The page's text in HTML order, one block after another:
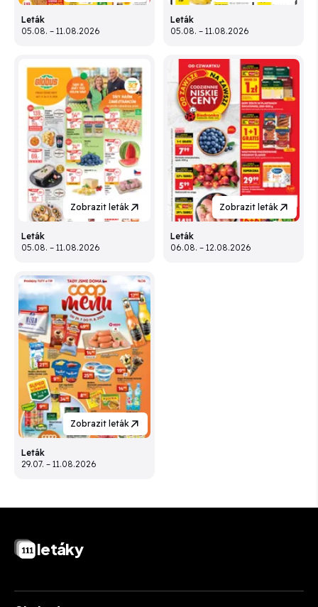
Leták
05.08. – 11.08.2026
Leták
05.08. – 11.08.2026
Zobrazit leták
Leták
05.08. – 11.08.2026
Zobrazit leták
Leták
06.08. – 12.08.2026
Zobrazit leták
Leták
29.07. – 11.08.2026
letáky